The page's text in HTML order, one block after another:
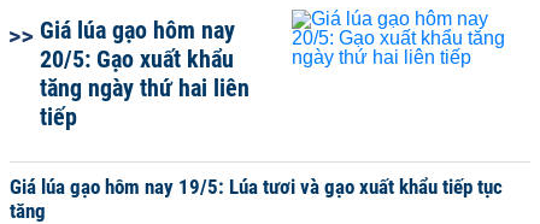
Giá lúa gạo hôm nay
20/5: Gạo xuất khẩu
tăng ngày thứ hai liên
tiếp
Giá lúa gạo hôm nay 19/5: Lúa tươi và gạo xuất khẩu tiếp tục
tăng